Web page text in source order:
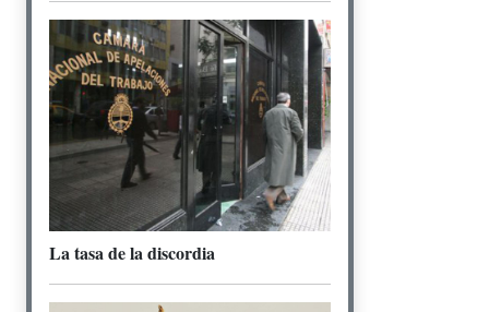
La tasa de la discordia